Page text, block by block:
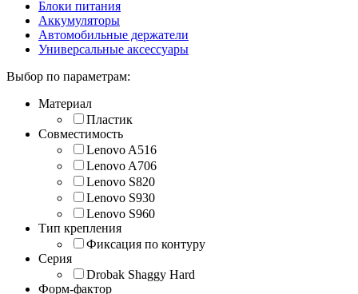
Блоки питания
Аккумуляторы
Автомобильные держатели
Универсальные аксессуары
Выбор по параметрам:
Материал
Пластик
Совместимость
Lenovo A516
Lenovo A706
Lenovo S820
Lenovo S930
Lenovo S960
Тип крепления
Фиксация по контуру
Серия
Drobak Shaggy Hard
Форм-фактор